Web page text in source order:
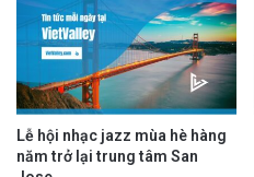
Lễ hội nhạc jazz mùa hè hàng
năm trở lại trung tâm San